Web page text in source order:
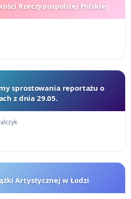
Rzeczypospolitej Polskiej
sprostowania reportażu o
z dnia 29.05.
Artystycznej w Łodzi